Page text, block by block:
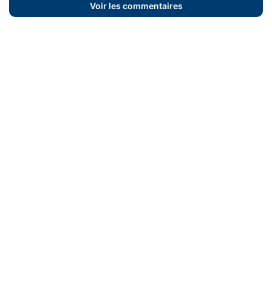
Voir les commentaires